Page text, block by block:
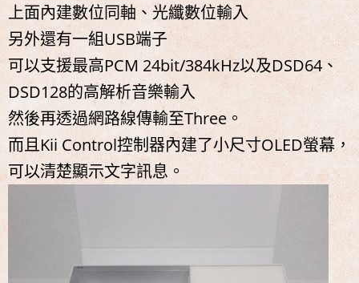
上面內建數位同軸、光纖數位輸入
另外還有一組USB端子
可以支援最高PCM 24bit/384kHz以及DSD64、
DSD128的高解析音樂輸入
然後再透過網路線傳輸至Three。
而且Kii Control控制器內建了小尺寸OLED螢幕，
可以清楚顯示文字訊息。